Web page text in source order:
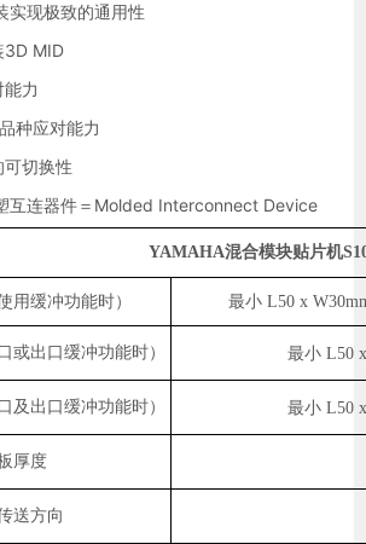
实现极致的通用性
MID
力
应对能力
切换性
互连器件＝Molded Interconnect Device
YAMAHA混合模块贴片机
用缓冲功能时） 最小 L50 x
口缓冲功能时） 最小 L50
口缓冲功能时） 最小 L50
厚度
送方向